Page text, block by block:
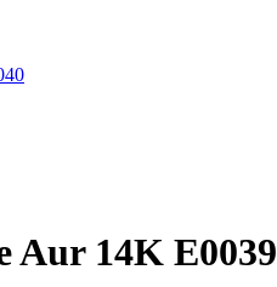
Aur 14K E0039